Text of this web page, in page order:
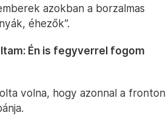
azokban a borzalmas
éhezők”.
Én is fegyverrel fogom
volna, hogy azonnal a fronton